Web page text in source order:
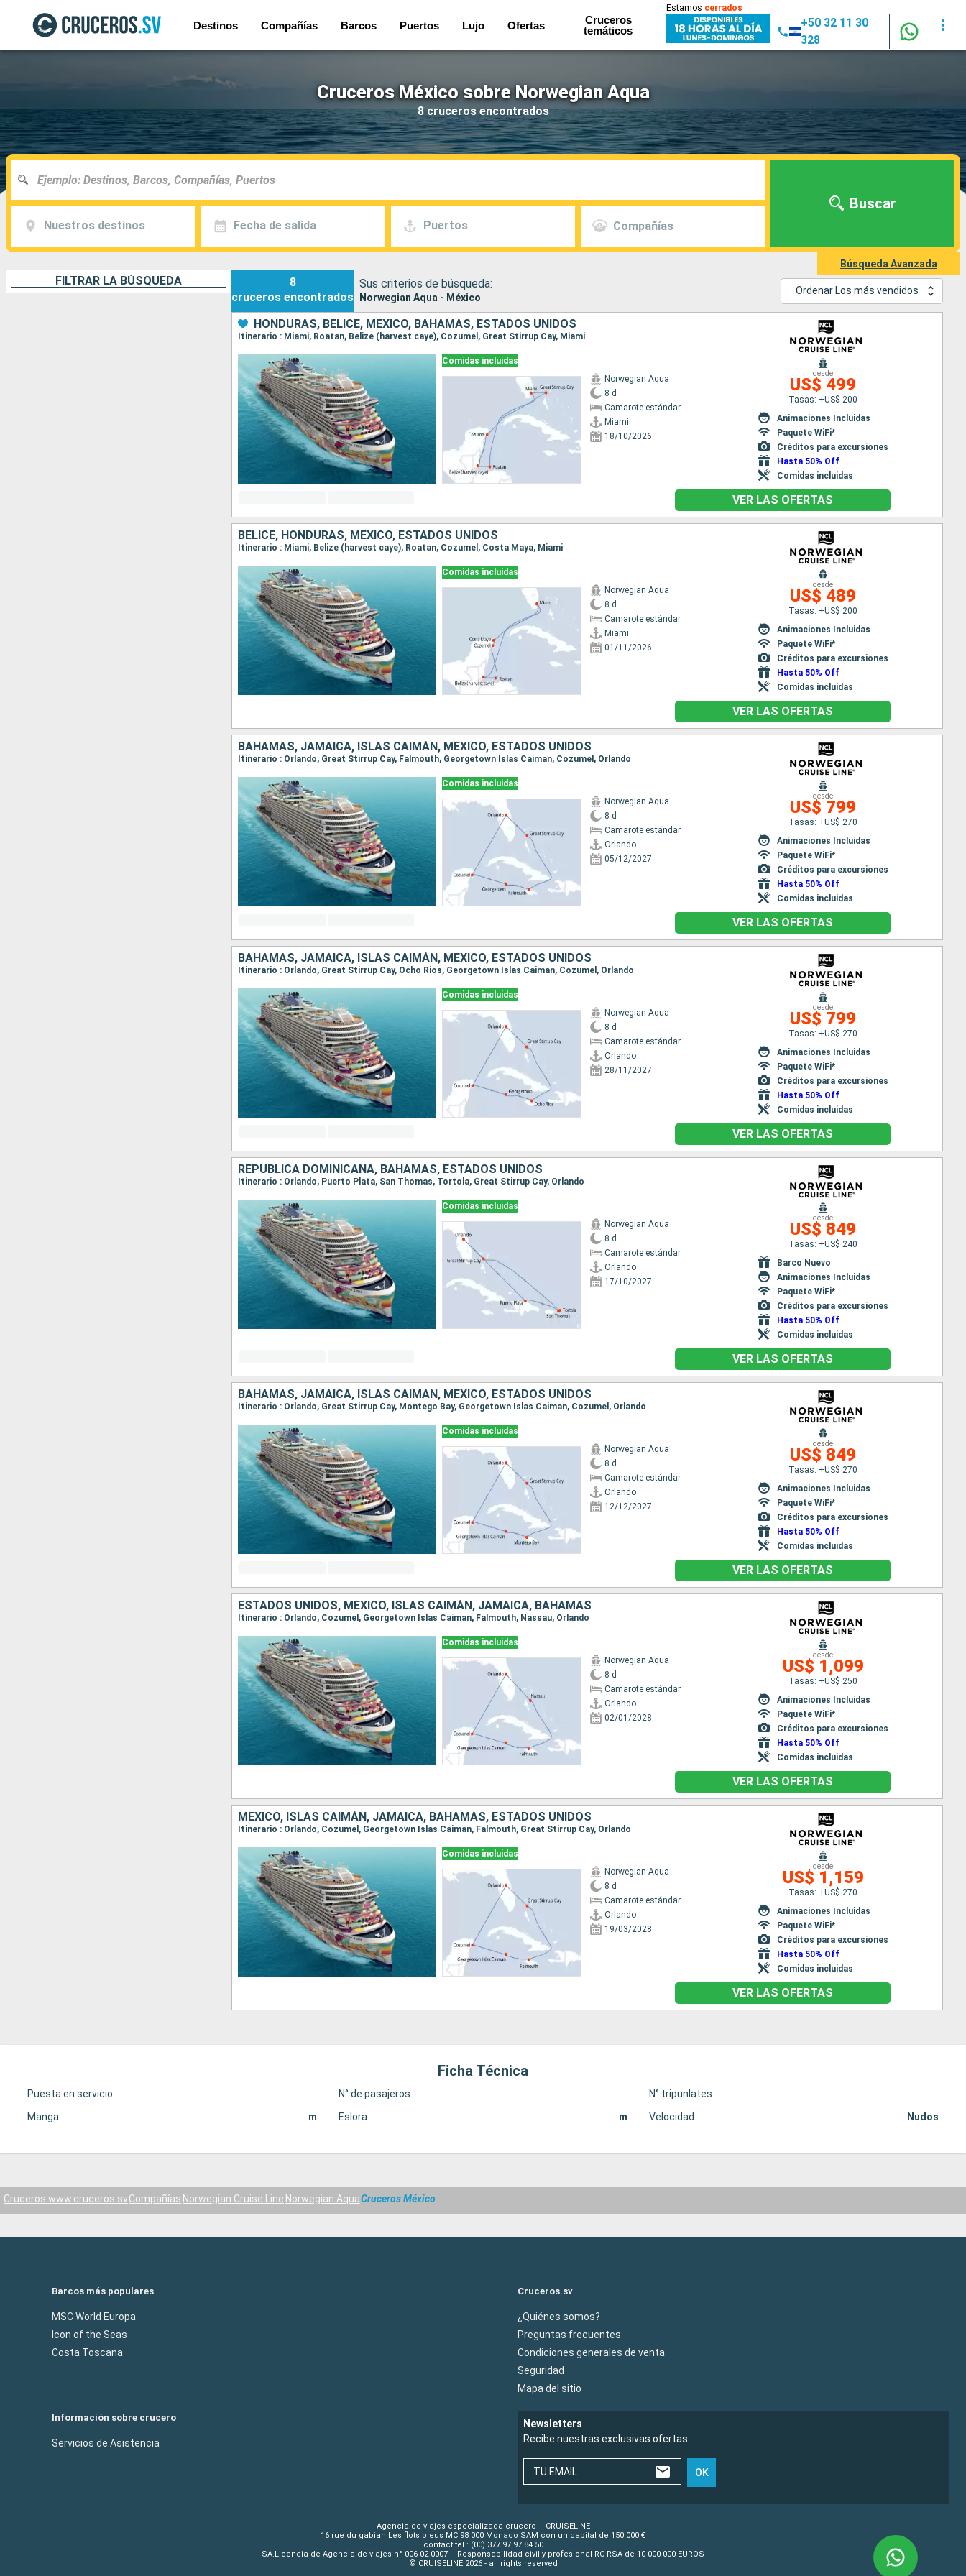
Destinos Compañías Barcos Puertos Lujo Ofertas
Cruceros
temáticos
Estamos cerrados
+50 32 11 30
328
Cruceros México sobre Norwegian Aqua
8 cruceros encontrados
Nuestros destinos Fecha de salida Puertos Compañías
Buscar
Búsqueda Avanzada
FILTRAR LA BÚSQUEDA
8
cruceros encontrados
Sus criterios de búsqueda:
Norwegian Aqua - México
Ordenar Los más vendidos
HONDURAS, BELICE, MÉXICO, BAHAMAS, ESTADOS UNIDOS
Itinerario : Miami, Roatan, Belize (harvest caye), Cozumel, Great Stirrup Cay, Miami
Comidas incluidas
Norwegian Aqua
8 d
Camarote estándar
Miami
18/10/2026
desde
US$ 499
Tasas: +US$ 200
Animaciones Incluidas
Paquete WiFi*
Créditos para excursiones
Hasta 50% Off
Comidas incluidas
VER LAS OFERTAS
BELICE, HONDURAS, MÉXICO, ESTADOS UNIDOS
Itinerario : Miami, Belize (harvest caye), Roatan, Cozumel, Costa Maya, Miami
Comidas incluidas
Norwegian Aqua
8 d
Camarote estándar
Miami
01/11/2026
desde
US$ 489
Tasas: +US$ 200
Animaciones Incluidas
Paquete WiFi*
Créditos para excursiones
Hasta 50% Off
Comidas incluidas
VER LAS OFERTAS
BAHAMAS, JAMAICA, ISLAS CAIMÁN, MÉXICO, ESTADOS UNIDOS
Itinerario : Orlando, Great Stirrup Cay, Falmouth, Georgetown Islas Caiman, Cozumel, Orlando
Comidas incluidas
Norwegian Aqua
8 d
Camarote estándar
Orlando
05/12/2027
desde
US$ 799
Tasas: +US$ 270
Animaciones Incluidas
Paquete WiFi*
Créditos para excursiones
Hasta 50% Off
Comidas incluidas
VER LAS OFERTAS
BAHAMAS, JAMAICA, ISLAS CAIMÁN, MÉXICO, ESTADOS UNIDOS
Itinerario : Orlando, Great Stirrup Cay, Ocho Rios, Georgetown Islas Caiman, Cozumel, Orlando
Comidas incluidas
Norwegian Aqua
8 d
Camarote estándar
Orlando
28/11/2027
desde
US$ 799
Tasas: +US$ 270
Animaciones Incluidas
Paquete WiFi*
Créditos para excursiones
Hasta 50% Off
Comidas incluidas
VER LAS OFERTAS
REPÚBLICA DOMINICANA, BAHAMAS, ESTADOS UNIDOS
Itinerario : Orlando, Puerto Plata, San Thomas, Tortola, Great Stirrup Cay, Orlando
Comidas incluidas
Norwegian Aqua
8 d
Camarote estándar
Orlando
17/10/2027
desde
US$ 849
Tasas: +US$ 240
Barco Nuevo
Animaciones Incluidas
Paquete WiFi*
Créditos para excursiones
Hasta 50% Off
Comidas incluidas
VER LAS OFERTAS
BAHAMAS, JAMAICA, ISLAS CAIMÁN, MÉXICO, ESTADOS UNIDOS
Itinerario : Orlando, Great Stirrup Cay, Montego Bay, Georgetown Islas Caiman, Cozumel, Orlando
Comidas incluidas
Norwegian Aqua
8 d
Camarote estándar
Orlando
12/12/2027
desde
US$ 849
Tasas: +US$ 270
Animaciones Incluidas
Paquete WiFi*
Créditos para excursiones
Hasta 50% Off
Comidas incluidas
VER LAS OFERTAS
ESTADOS UNIDOS, MÉXICO, ISLAS CAIMÁN, JAMAICA, BAHAMAS
Itinerario : Orlando, Cozumel, Georgetown Islas Caiman, Falmouth, Nassau, Orlando
Comidas incluidas
Norwegian Aqua
8 d
Camarote estándar
Orlando
02/01/2028
desde
US$ 1,099
Tasas: +US$ 250
Animaciones Incluidas
Paquete WiFi*
Créditos para excursiones
Hasta 50% Off
Comidas incluidas
VER LAS OFERTAS
MÉXICO, ISLAS CAIMÁN, JAMAICA, BAHAMAS, ESTADOS UNIDOS
Itinerario : Orlando, Cozumel, Georgetown Islas Caiman, Falmouth, Great Stirrup Cay, Orlando
Comidas incluidas
Norwegian Aqua
8 d
Camarote estándar
Orlando
19/03/2028
desde
US$ 1,159
Tasas: +US$ 270
Animaciones Incluidas
Paquete WiFi*
Créditos para excursiones
Hasta 50% Off
Comidas incluidas
VER LAS OFERTAS
Ficha Técnica
Puesta en servicio: N° de pasajeros:
N° tripunlates:
Manga:
m Eslora: m Velocidad: Nudos
Cruceros www.cruceros.svCompañías Norwegian Cruise Line Norwegian AquaCruceros México
Barcos más populares
MSC World Europa
Icon of the Seas
Costa Toscana
Cruceros.sv
¿Quiénes somos?
Preguntas frecuentes
Condiciones generales de venta
Seguridad
Mapa del sitio
Información sobre crucero
Servicios de Asistencia
Newsletters
Recibe nuestras exclusivas ofertas
TU EMAIL OK
Agencia de viajes especializada crucero – CRUISELINE
16 rue du gabian Les flots bleus MC 98 000 Monaco SAM con un capital de 150 000 €
contact tel : (00) 377 97 97 84 50
SA.Licencia de Agencia de viajes n° 006 02 0007 – Responsabilidad civil y profesional RC RSA de 10 000 000 EUROS
© CRUISELINE 2026 - all rights reserved